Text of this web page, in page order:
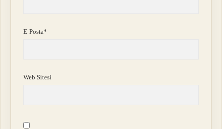
E-Posta*
Web Sitesi